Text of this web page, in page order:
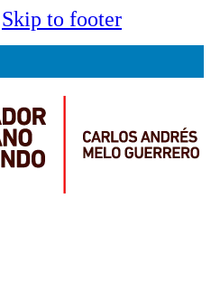
Skip to footer